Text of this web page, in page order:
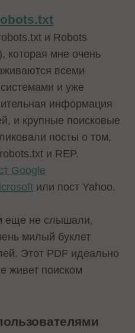
и Robots
которая мне очень
всеми
и уже
информация
и крупные поисковые
посты о том,
и REP.
Google
или пост Yahoo.
еще не слышали,
милый буклет
. Этот PDF идеально
живет поиском